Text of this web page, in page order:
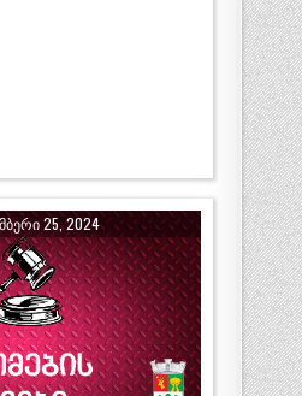
25, 2024